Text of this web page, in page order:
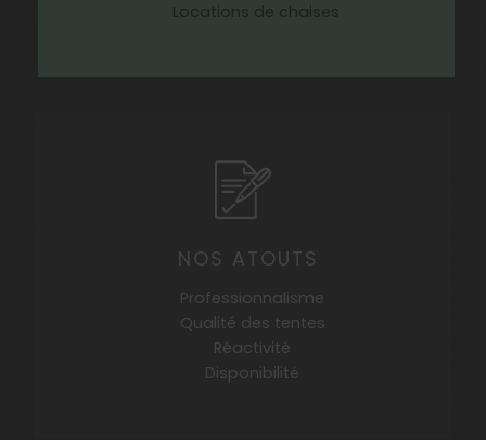
Locations de chaises
NOS ATOUTS
Professionnalisme
Qualité des tentes
Réactivité
Disponibilité